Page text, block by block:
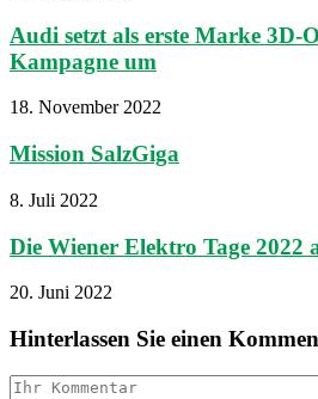
Audi setzt als erste Marke 3D-
Kampagne um
18. November 2022
Mission SalzGiga
8. Juli 2022
Die Wiener Elektro Tage 2022
20. Juni 2022
Hinterlassen Sie einen